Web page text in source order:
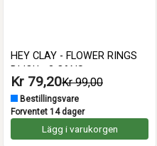
HEY CLAY - FLOWER RINGS
BIJOU - 3 CANS
Kr 79,20Kr 99,00
Bestillingsvare
Forventet 14 dager
Lägg i varukorgen